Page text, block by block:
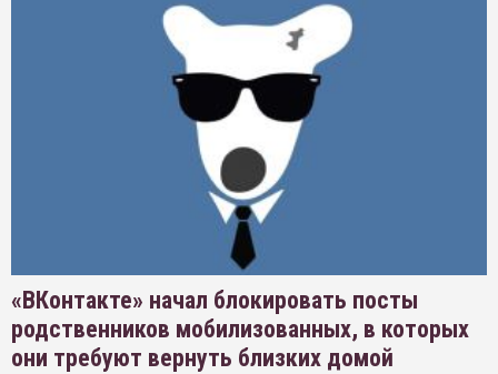
«ВКонтакте» начал блокировать посты
родственников мобилизованных, в которых
они требуют вернуть близких домой